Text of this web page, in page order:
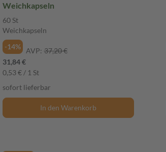
Weichkapseln
60 St
Weichkapseln
-14%
AVP: 37,20 €
31,84 €
0,53 € / 1 St
sofort lieferbar
In den Warenkorb